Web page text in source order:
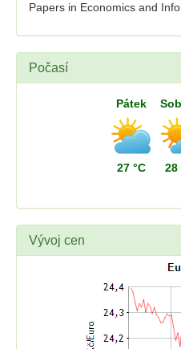
Papers in Economics and
Počasí
Pátek
27 °C 28
Vývoj cen